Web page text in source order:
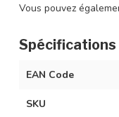
Vous pouvez
Spécifications
EAN Code
SKU